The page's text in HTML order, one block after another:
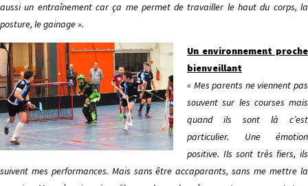
aussi un entraînement car ça me permet de travailler le haut du corps, la
posture, le gainage ».
Un environnement proche
bienveillant
« Mes parents ne viennent pas
souvent sur les courses mais
quand ils sont là c’est
particulier. Une émotion
positive. Ils sont très fiers, ils
suivent mes performances. Mais sans être accaparants, sans me mettre la